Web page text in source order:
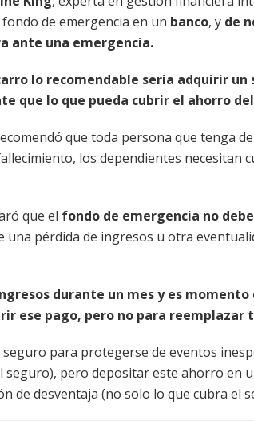
de emergencia en un banco, y de
ante una emergencia.
lo recomendable sería adquirir
que lo que pueda cubrir el ahorro
que toda persona que tenga
los dependientes
que el fondo de emergencia no
una pérdida de ingresos u otra
durante un mes y es
ese pago, pero no para
para protegerse de eventos
seguro), pero depositar este ahorro en
de desventaja (no solo lo que cubra el